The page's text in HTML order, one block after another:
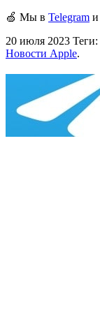
🍏 Мы в Telegram и
20 июля 2023 Теги:
Новости Apple.